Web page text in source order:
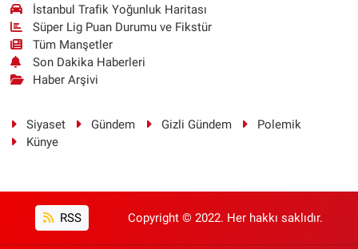
İstanbul Trafik Yoğunluk Haritası
Süper Lig Puan Durumu ve Fikstür
Tüm Manşetler
Son Dakika Haberleri
Haber Arşivi
Siyaset Gündem Gizli Gündem
Polemik
Künye
RSS Copyright © 2022. Her hakkı saklıdır.